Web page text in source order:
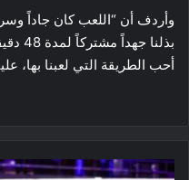
وأردف أن “اللعب كان جاداً
أحب الطريقة التي لعبنا بها،
استبعاد